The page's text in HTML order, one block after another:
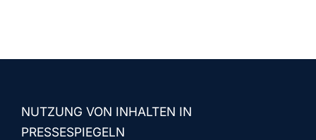
NUTZUNG VON INHALTEN IN
PRESSESPIEGELN